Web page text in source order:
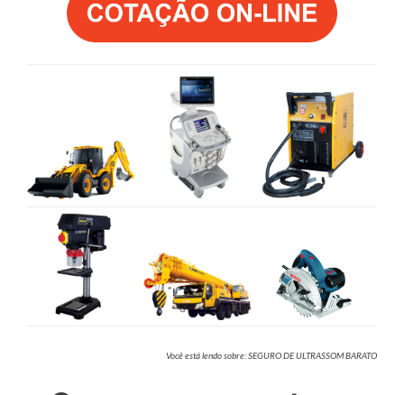
Você está lendo sobre: SEGURO DE ULTRASSOM BARATO